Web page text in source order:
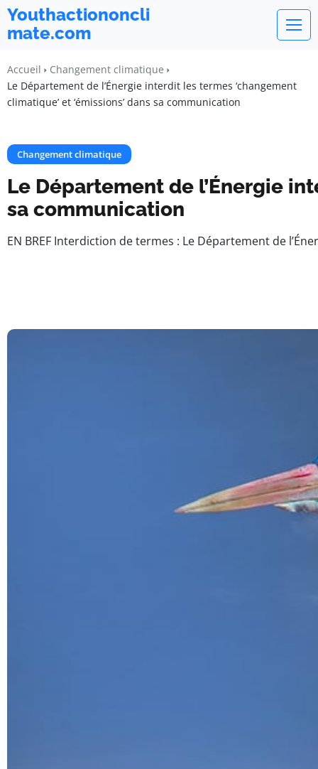
Youthactiononcli
mate.com
Accueil
Changement climatique
Le Département de l’Énergie interdit les termes ‘changement
climatique’ et ‘émissions’ dans sa communication
Changement climatique
Le Département de l’Énergie
sa communication
EN BREF Interdiction de termes : Le Département de